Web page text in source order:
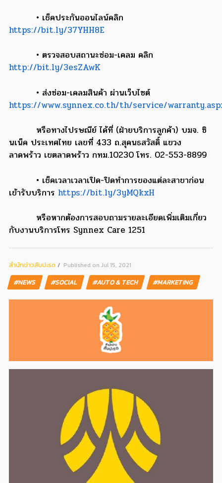
• เช็คประกันออนไลน์คลิก
https://bit.ly/37YHH8E
• ตรวจสอบสถานะซ่อม-เคลม คลิก
http://bit.ly/3esZAwK
• ส่งซ่อม-เคลมสินค้า ผ่านเว็บไซต์
https://www.synnex.co.th/th/service/
หรือทางไปรษณีย์ ได้ที่ (ฝ่ายบริการลูกค้า) บมจ. ซิ
นเน็ค ประเทศไทย เลขที่ 433 ถ.สุคนธสวัสดิ์ แขวง
ลาดพร้าว เขตลาดพร้าว กทม.10230 โทร. 02-553-8899
• เช็คเวลาเวลาเปิด-ปิดทำการของแต่ละสาขาก่อน
เข้ารับบริการ https://bit.ly/3yMQkxH
หรือหากต้องการสอบถามรายละเอียดเพิ่มเติมเกี่ยว
กับงานบริการโทร Synnex Care 1251
สํานักข่าวสับปะรด Published on Jul 15, 2021
#NEWS #SOCIAL #AUTO & TECH #MARKETING